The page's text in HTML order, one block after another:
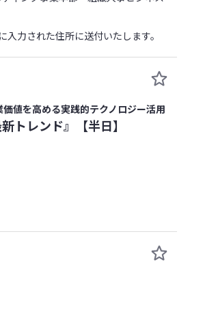
力された住所に送付いたします。
値を高める実践的テクノロジー活用
トレンド』【半日】